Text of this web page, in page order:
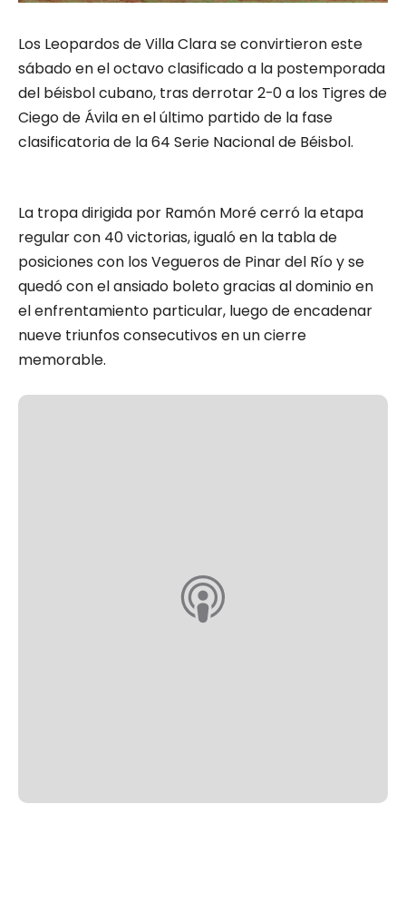
Los Leopardos de Villa Clara se convirtieron este
sábado en el octavo clasificado a la postemporada
del béisbol cubano, tras derrotar 2-0 a los Tigres de
Ciego de Ávila en el último partido de la fase
clasificatoria de la 64 Serie Nacional de Béisbol.
La tropa dirigida por Ramón Moré cerró la etapa
regular con 40 victorias, igualó en la tabla de
posiciones con los Vegueros de Pinar del Río y se
quedó con el ansiado boleto gracias al dominio en
el enfrentamiento particular, luego de encadenar
nueve triunfos consecutivos en un cierre
memorable.